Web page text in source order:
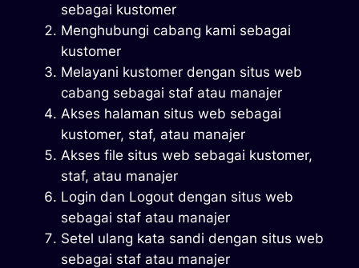
sebagai kustomer
Menghubungi cabang kami sebagai
kustomer
Melayani kustomer dengan situs web
cabang sebagai staf atau manajer
Akses halaman situs web sebagai
kustomer, staf, atau manajer
Akses file situs web sebagai kustomer,
staf, atau manajer
Login dan Logout dengan situs web
sebagai staf atau manajer
Setel ulang kata sandi dengan situs web
sebagai staf atau manajer